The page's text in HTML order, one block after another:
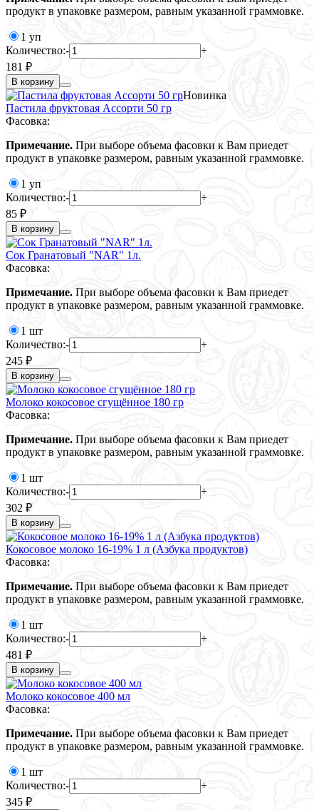
продукт в упаковке размером, равным указанной граммовке.
1 уп
Количество:-
+
181 ₽
В корзину
Новинка
Пастила фруктовая Ассорти 50 гр
Фасовка:
Примечание. При выборе объема фасовки к Вам приедет
продукт в упаковке размером, равным указанной граммовке.
1 уп
Количество:-
+
85 ₽
В корзину
Сок Гранатовый "NАR" 1л.
Фасовка:
Примечание. При выборе объема фасовки к Вам приедет
продукт в упаковке размером, равным указанной граммовке.
1 шт
Количество:-
+
245 ₽
В корзину
Молоко кокосовое сгущённое 180 гр
Фасовка:
Примечание. При выборе объема фасовки к Вам приедет
продукт в упаковке размером, равным указанной граммовке.
1 шт
Количество:-
+
302 ₽
В корзину
Кокосовое молоко 16-19% 1 л (Азбука продуктов)
Фасовка:
Примечание. При выборе объема фасовки к Вам приедет
продукт в упаковке размером, равным указанной граммовке.
1 шт
Количество:-
+
481 ₽
В корзину
Молоко кокосовое 400 мл
Фасовка:
Примечание. При выборе объема фасовки к Вам приедет
продукт в упаковке размером, равным указанной граммовке.
1 шт
Количество:-
+
345 ₽